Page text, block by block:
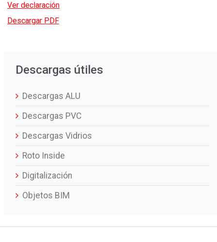
Ver declaración
Descargar PDF
Descargas útiles
Descargas ALU
Descargas PVC
Descargas Vidrios
Roto Inside
Digitalización
Objetos BIM